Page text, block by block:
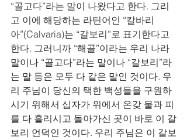
“골고다”라는 말이 나왔다고 한다. 그리
고 이에 해당하는 라틴어인 “칼바리
아”(Calvaria)는 “갈보리”로 표기한다고
한다. 그러니까 “해골”이라는 우리 나라
말이나 “골고다”라는 말이나 “갈보리”라
는 말 등은 모두 다 같은 말인 것이다. 우
리 주님이 당신의 택한 백성들을 구원하
시기 위해서 십자가 위에서 온갖 물과 피
를 다 흘리시고 돌아가신 곳이 바로 이 갈
보리 언덕인 것이다. 우리 주님은 이 갈보